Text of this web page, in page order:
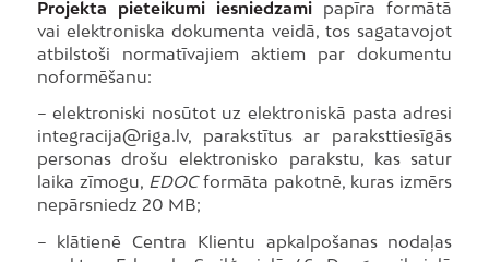
Projekta pieteikumi iesniedzami papīra formātā
vai elektroniska dokumenta veidā, tos sagatavojot
atbilstoši normatīvajiem aktiem par dokumentu
noformēšanu:
– elektroniski nosūtot uz elektroniskā pasta adresi
integracija@riga.lv, parakstītus ar paraksttiesīgās
personas drošu elektronisko parakstu, kas satur
laika zīmogu, EDOCformāta pakotnē, kuras izmērs
nepārsniedz 20 MB;
– klātienē Centra Klientu apkalpošanas nodaļas